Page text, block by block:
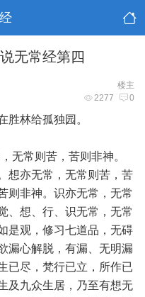
无常经第四
楼主
2277 0
胜林给孤独园。
无常则苦，苦则非神。
想亦无常，无常则苦，苦
则非神。识亦无常，无常
、想、行、识无常，无常
是观，修习七道品，无碍
漏心解脱，有漏、无明漏
已尽，梵行已立，所作已
及九众生居，乃至有想无